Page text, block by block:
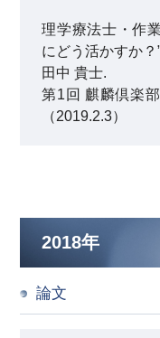
理学療法士・作
にどう活かすか？
田中 貴士.
第1回 麒麟倶楽
（2019.2.3）
2018年
論文